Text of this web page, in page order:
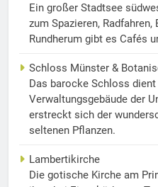
Ein großer Stadtsee
zum Spazieren,
Rundherum gibt es Cafés
Schloss Münster &
Das barocke Schloss
Verwaltungsgebäude der
erstreckt sich der
seltenen Pflanzen.
Lambertikirche
Die gotische Kirche am